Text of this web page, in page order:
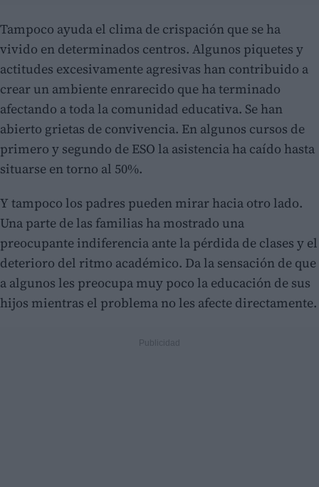
Tampoco ayuda el clima de crispación que se ha
vivido en determinados centros. Algunos piquetes y
actitudes excesivamente agresivas han contribuido a
crear un ambiente enrarecido que ha terminado
afectando a toda la comunidad educativa. Se han
abierto grietas de convivencia. En algunos cursos de
primero y segundo de ESO la asistencia ha caído hasta
situarse en torno al 50%.
Y tampoco los padres pueden mirar hacia otro lado.
Una parte de las familias ha mostrado una
preocupante indiferencia ante la pérdida de clases y el
deterioro del ritmo académico. Da la sensación de que
a algunos les preocupa muy poco la educación de sus
hijos mientras el problema no les afecte directamente.